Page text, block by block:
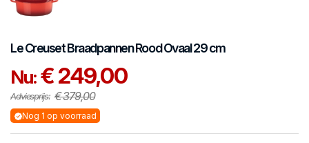
Le CreusetBraadpannenRood Ovaal 29 cm
Nu:€ 249,00
Adviesprijs: € 379,00
Nog 1 op voorraad